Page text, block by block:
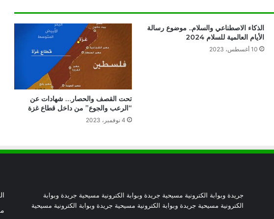
الصراع في الشرق الأوسط
الكاردينال بيتسابالا: الكنيسة لن تتخلى أبدًا
عن المحتاجين في غزة
دعوة مشتركة لتجديد الإيمان وترسيخ السلام
والحوار.. رسالة دائرة الحوار بين الأديان
بمناسبة رمضان وعيد الفطر
الأرض المقدسة وساعدوا في تعزيز الحوار
يحتفلان بختام عام يوبيل “حجاج الرجاء”
الذكاء الاصطناعي والسلام.. موضوع رسالة
الأيام العالمية للسلام 2024
10 أغسطس، 2023
تحت القصف والحصار… شهادات عن
“الرعب والجوع” من داخل قطاع غزة
4 نوفمبر، 2023
جريدة وبوابة الكترونية مسيحية جريدة وبوابة الكترونية مسيحية جريدة وبوابة
الكترونية مسيحية جريدة وبوابة الكترونية مسيحية جريدة وبوابة الكترونية مسيحية